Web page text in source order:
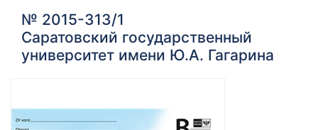
№ 2015-313/1
Саратовский государственный
университет имени Ю.А. Гагарина